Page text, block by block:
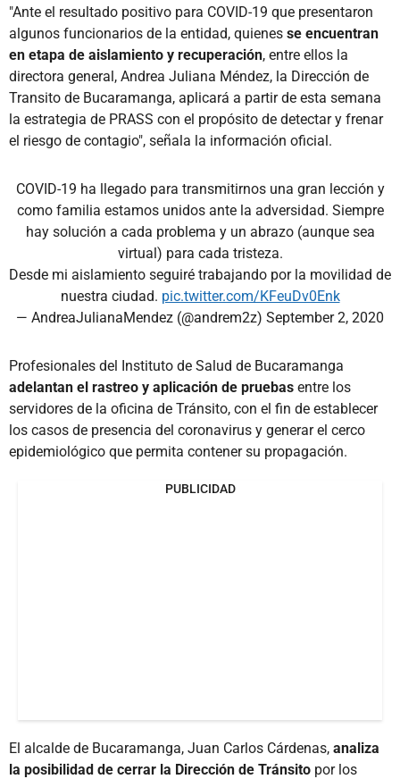
"Ante el resultado positivo para COVID-19 que presentaron
algunos funcionarios de la entidad, quienes se encuentran
en etapa de aislamiento y recuperación, entre ellos la
directora general, Andrea Juliana Méndez, la Dirección de
Transito de Bucaramanga, aplicará a partir de esta semana
la estrategia de PRASS con el propósito de detectar y frenar
el riesgo de contagio", señala la información oficial.
COVID-19 ha llegado para transmitirnos una gran lección y
como familia estamos unidos ante la adversidad. Siempre
hay solución a cada problema y un abrazo (aunque sea
virtual) para cada tristeza.
Desde mi aislamiento seguiré trabajando por la movilidad de
nuestra ciudad. pic.twitter.com/KFeuDv0Enk
— AndreaJulianaMendez (@andrem2z) September 2, 2020
Profesionales del Instituto de Salud de Bucaramanga
adelantan el rastreo y aplicación de pruebas entre los
servidores de la oficina de Tránsito, con el fin de establecer
los casos de presencia del coronavirus y generar el cerco
epidemiológico que permita contener su propagación.
PUBLICIDAD
El alcalde de Bucaramanga, Juan Carlos Cárdenas, analiza
la posibilidad de cerrar la Dirección de Tránsito por los